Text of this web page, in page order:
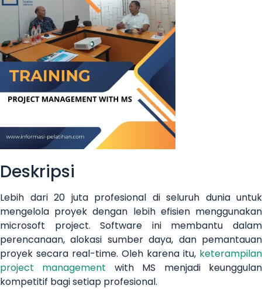
Deskripsi
Lebih dari 20 juta profesional di seluruh dunia untuk
mengelola proyek dengan lebih efisien menggunakan
microsoft project. Software ini membantu dalam
perencanaan, alokasi sumber daya, dan pemantauan
proyek secara real-time. Oleh karena itu, keterampilan
project management with MS menjadi keunggulan
kompetitif bagi setiap profesional.